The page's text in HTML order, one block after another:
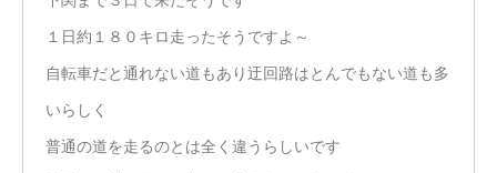
１日約１８０キロ走ったそうですよ～
自転車だと通れない道もあり迂回路はとんでもない道も多
いらしく
普通の道を走るのとは全く違うらしいです